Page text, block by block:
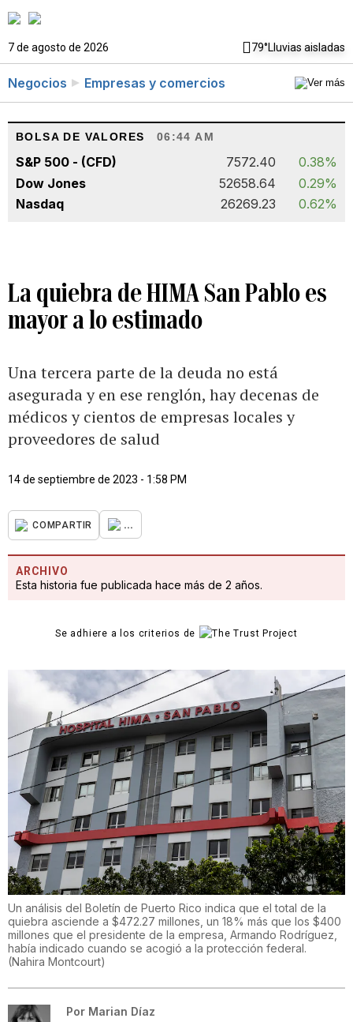
7 de agosto de 2026 79°Lluvias aisladas
Negocios Empresas y comercios
BOLSA DE VALORES 06:44 AM
S&P 500 - (CFD) 7572.40
0.38%
Dow Jones
52658.64
0.29%
Nasdaq
26269.23 0.62%
La quiebra de HIMA San Pablo es
mayor a lo estimado
Una tercera parte de la deuda no está
asegurada y en ese renglón, hay decenas de
médicos y cientos de empresas locales y
proveedores de salud
14 de septiembre de 2023 - 1:58 PM
COMPARTIR ...
ARCHIVO
Esta historia fue publicada hace más de 2 años.
Se adhiere a los criterios de
Un análisis del Boletín de Puerto Rico indica que el total de la
quiebra asciende a $472.27 millones, un 18% más que los $400
millones que el presidente de la empresa, Armando Rodríguez,
había indicado cuando se acogió a la protección federal.
(Nahira Montcourt)
Por Marian Díaz